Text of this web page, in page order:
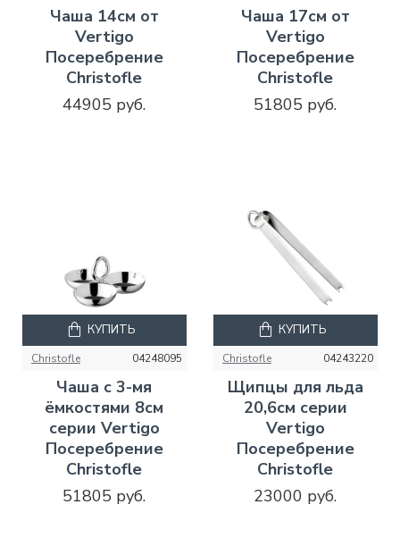
Чаша 14см от
Vertigo
Посеребрение
Christofle
44905 руб.
Чаша 17см от
Vertigo
Посеребрение
Christofle
51805 руб.
Christofle 04248095
Чаша с 3-мя
ёмкостями 8см
серии Vertigo
Посеребрение
Christofle
51805 руб.
КУПИТЬ
Christofle 04243220
Щипцы для льда
20,6см серии
Vertigo
Посеребрение
Christofle
23000 руб.
КУПИТЬ